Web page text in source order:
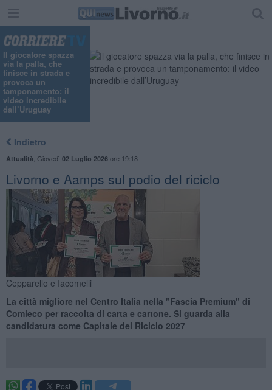
Il giocatore spazza
via la palla, che
finisce in strada e
provoca un
tamponamento: il
video incredibile
dall’Uruguay
Indietro
Attualità Giovedì 02 Luglio 2026ore 19:18
Livorno e Aamps sul podio del riciclo
Cepparello e Iacomelli
La città migliore nel Centro Italia nella "Fascia Premium" di
Comieco per raccolta di carta e cartone. Si guarda alla
candidatura come Capitale del Riciclo 2027